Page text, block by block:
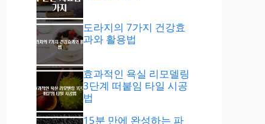
도라지의 7가지 건강효
과와 활용법
효과적인 욕실 리모델링
3단계 떠붙임 타일 시공
법
15분 만에 완성하는 파